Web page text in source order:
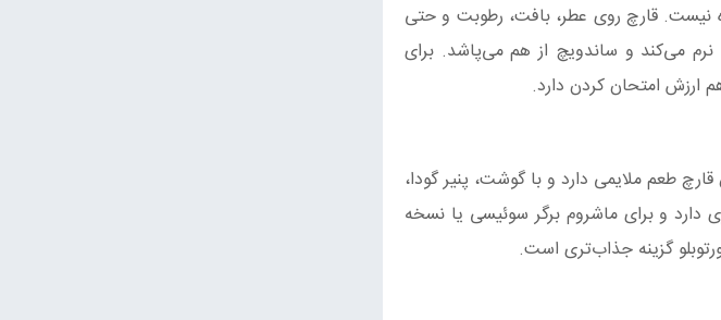
نیست. قارچ روی عطر، بافت، رطوبت و حتی
می‌کند و ساندویچ از هم می‌پاشد. برای
ارزش امتحان کردن دارد.
طعم ملایمی دارد و با گوشت، پنیر گودا،
و برای ماشروم برگر سوئیسی یا نسخه
گزینه جذاب‌تری است.